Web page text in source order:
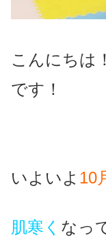
こんにちは
です！
いよいよ 10
肌寒く なっ